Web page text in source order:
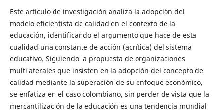
Este artículo de investigación analiza la adopción del
modelo eficientista de calidad en el contexto de la
educación, identificando el argumento que hace de esta
cualidad una constante de acción (acrítica) del sistema
educativo. Siguiendo la propuesta de organizaciones
multilaterales que insisten en la adopción del concepto de
calidad mediante la superación de su enfoque económico,
se enfatiza en el caso colombiano, sin perder de vista que la
mercantilización de la educación es una tendencia mundial